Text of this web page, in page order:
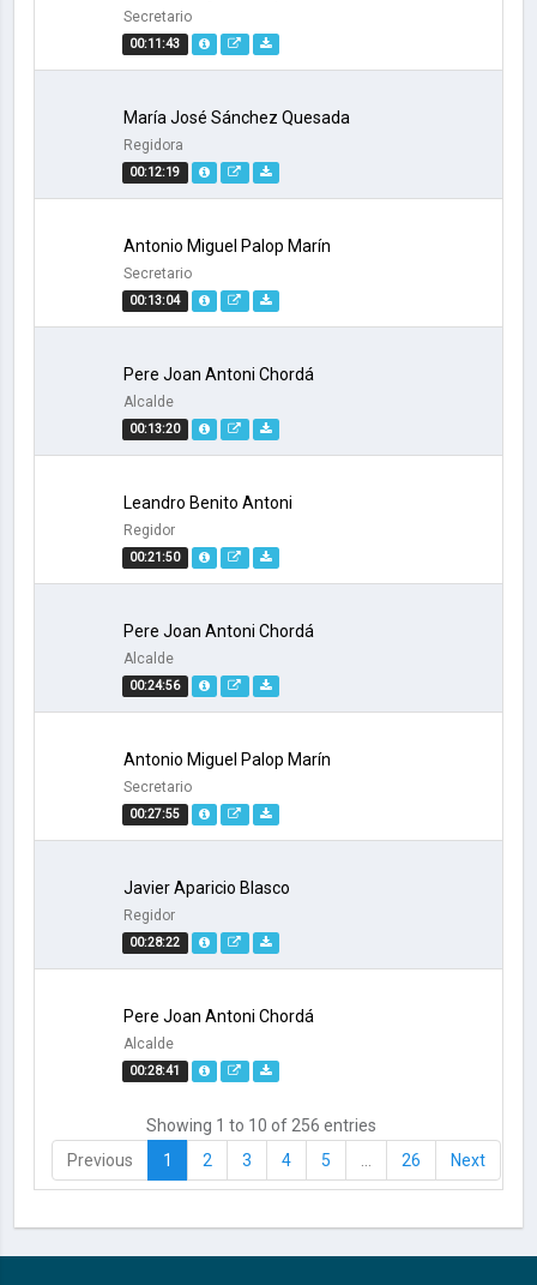
00:11:43
Secretario
00:12:19
María José Sánchez Quesada
Regidora
00:13:04
Antonio Miguel Palop Marín
Secretario
00:13:20
Pere Joan Antoni Chordá
Alcalde
00:21:50
Leandro Benito Antoni
Regidor
00:24:56
Pere Joan Antoni Chordá
Alcalde
00:27:55
Antonio Miguel Palop Marín
Secretario
00:28:22
Javier Aparicio Blasco
Regidor
00:28:41
Pere Joan Antoni Chordá
Alcalde
Showing 1 to 10 of 256 entries
Previous
1 2 3 4 5 26 Next